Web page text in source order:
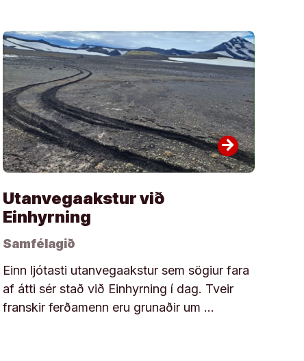
arrow_forward
Utanvegaakstur við
Einhyrning
Samfélagið
Einn ljótasti utanvegaakstur sem sögiur fara
af átti sér stað við Einhyrning í dag. Tveir
franskir ferðamenn eru grunaðir um …